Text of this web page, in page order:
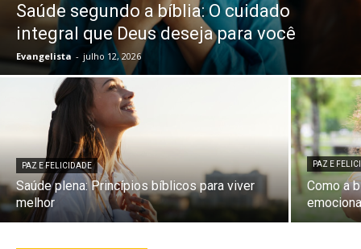
Saúde segundo a bíblia: O cuidado
integral que Deus deseja para você
Evangelista - julho 12, 2026
PAZ E FELICIDADE
Saúde plena: Princípios bíblicos para viver
melhor
PAZ E
Como a